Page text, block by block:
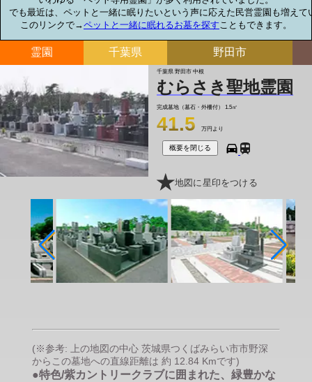
でも最近は、ペットと一緒に眠りたいという声に応えた民営霊園も増えて
このリンクで→ペットと一緒に眠れるお墓を探すこともできます。
霊園 千葉県 野田市
千葉県 野田市 中根
むらさき聖地霊園
完成墓地（墓石・外柵付） 1.5㎡
41.5 万円より
概要を閉じる
地図に星印をつける
(※参考: 上の地図の中心 茨城県つくばみらい市市野深
からこの墓地への直線距離は 約 12.84 Kmです)
●特色/紫カントリークラブに囲まれた、緑豊かな